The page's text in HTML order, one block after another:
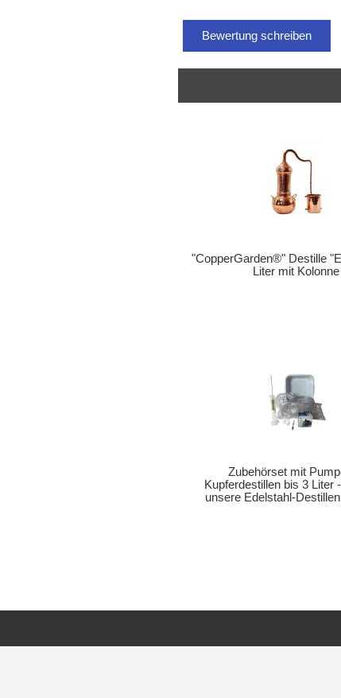
Bewertung schreiben
"CopperGarden®" Destille
Liter mit Kolonne
Zubehörset mit
Kupferdestillen bis 3 Liter
unsere Edelstahl-